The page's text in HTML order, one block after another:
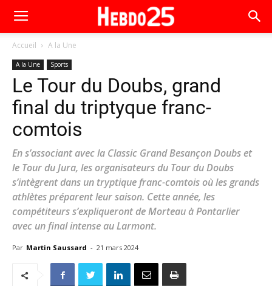
Accueil A la Une
A la Une Sports
Le Tour du Doubs, grand
final du triptyque franc-
comtois
En s’associant avec la Classic Grand Besançon Doubs et
le Tour du Jura, les organisateurs du Tour du Doubs
s’intègrent dans un tryptique franc-comtois où les grands
athlètes préparent leur saison. Cette année, les
compétiteurs s’expliqueront de Morteau à Pontarlier
avec un final intense au Larmont.
Par Martin Saussard - 21 mars 2024